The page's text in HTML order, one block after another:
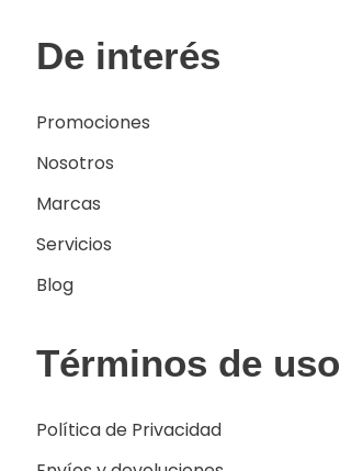
De interés
Promociones
Nosotros
Marcas
Servicios
Blog
Términos de uso
Política de Privacidad